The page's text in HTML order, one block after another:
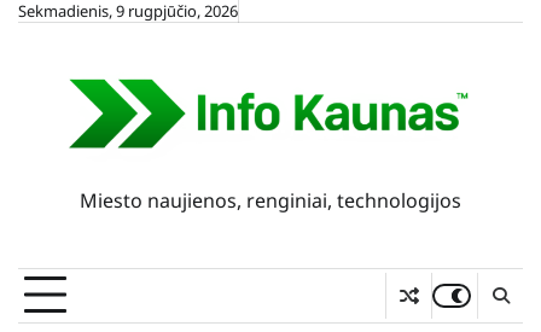
SkipSekmadienis, 9 rugpjūčio, 2026
Miesto naujienos, renginiai, technologijos